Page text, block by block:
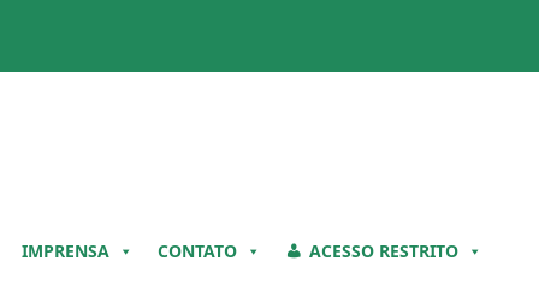
IMPRENSA CONTATO ACESSO RESTRITO